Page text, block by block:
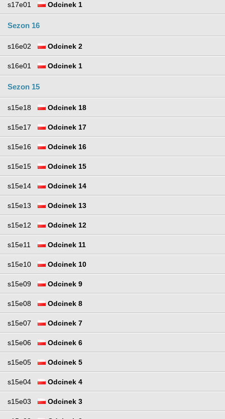
s17e01 Odcinek 1
Sezon 16
s16e02 Odcinek 2
s16e01 Odcinek 1
Sezon 15
s15e18 Odcinek 18
s15e17 Odcinek 17
s15e16 Odcinek 16
s15e15 Odcinek 15
s15e14 Odcinek 14
s15e13 Odcinek 13
s15e12 Odcinek 12
s15e11 Odcinek 11
s15e10 Odcinek 10
s15e09 Odcinek 9
s15e08 Odcinek 8
s15e07 Odcinek 7
s15e06 Odcinek 6
s15e05 Odcinek 5
s15e04 Odcinek 4
s15e03 Odcinek 3